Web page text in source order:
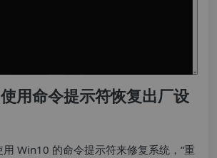
用命令提示符恢复出厂设
Win10 的命令提示符来修复系统，“重